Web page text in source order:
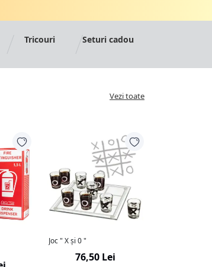
Tricouri Seturi cadou
Vezi toate
Joc " X și 0 "
76,50 Lei